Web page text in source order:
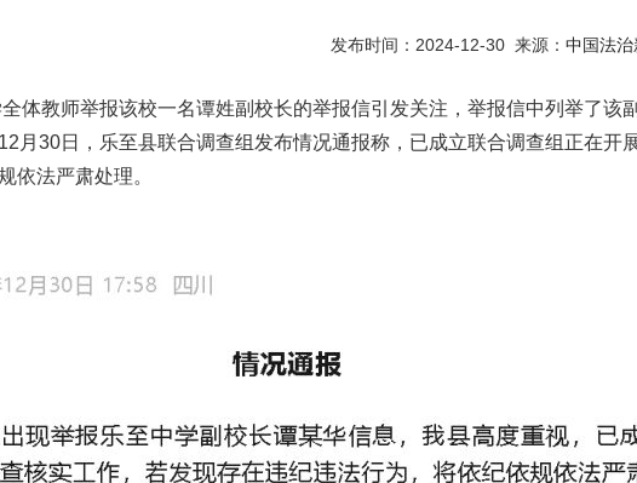
发布时间：2024-12-30 来源： 中国法治
教师举报该校一名谭姓副校长的举报信引发关注，举报信中列举了该
月30日，乐至县联合调查组发布情况通报称，已成立联合调查组正在开
依法严肃处理。